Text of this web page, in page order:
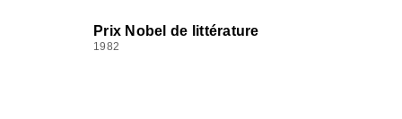
Prix Nobel de littérature
1982